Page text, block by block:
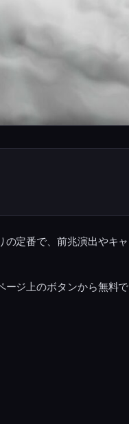
定番で、前兆演出やキャ
ージ上のボタンから無料で